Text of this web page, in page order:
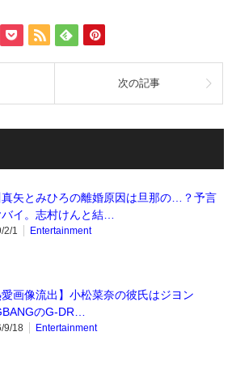
次の記事
矢とみひろの離婚原因は旦那の…？予言
イ。志村けんと結…
2/1 Entertainment
愛画像流出】小松菜奈の彼氏はジヨン
のG-DR…
9/18 Entertainment